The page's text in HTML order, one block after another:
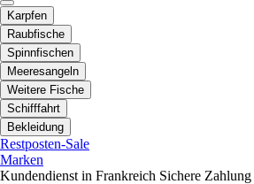
Karpfen
Raubfische
Spinnfischen
Meeresangeln
Weitere Fische
Schifffahrt
Bekleidung
Restposten-Sale
Marken
Kundendienst in Frankreich Sichere Zahlung